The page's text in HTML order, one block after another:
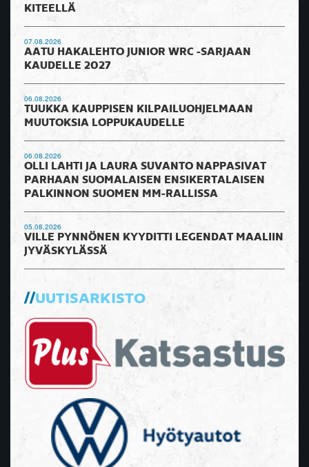
KITEELLÄ
07.08.2026
AATU HAKALEHTO JUNIOR WRC -SARJAAN
KAUDELLE 2027
06.08.2026
TUUKKA KAUPPISEN KILPAILUOHJELMAAN
MUUTOKSIA LOPPUKAUDELLE
06.08.2026
OLLI LAHTI JA LAURA SUVANTO NAPPASIVAT
PARHAAN SUOMALAISEN ENSIKERTALAISEN
PALKINNON SUOMEN MM-RALLISSA
05.08.2026
VILLE PYNNÖNEN KYYDITTI LEGENDAT MAALIIN
JYVÄSKYLÄSSÄ
UUTISARKISTO